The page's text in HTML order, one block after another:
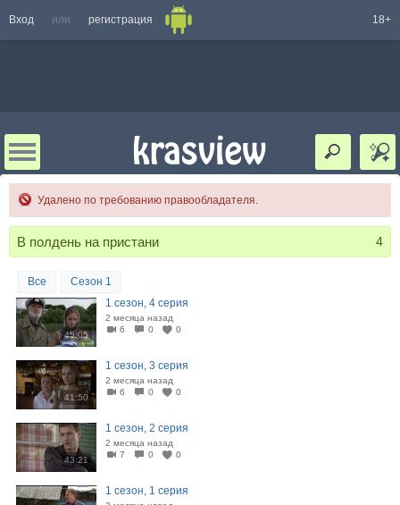
Вход или регистрация 18+
Удалено по требованию правообладателя.
В полдень на пристани 4
Все Сезон 1
45:05
1 сезон, 4 серия
2 месяца назад
6
0 0
41:50
1 сезон, 3 серия
2 месяца назад
6
0 0
43:21
1 сезон, 2 серия
2 месяца назад
7
0 0
1 сезон, 1 серия